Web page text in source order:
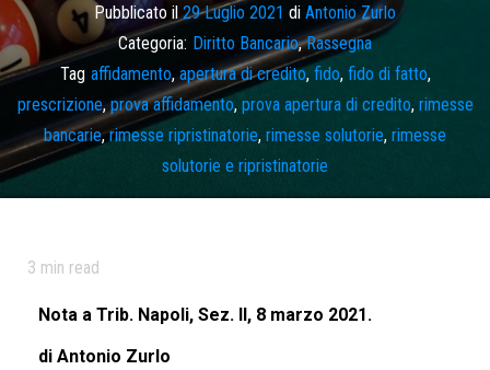
Pubblicato il 29 Luglio 2021 di Antonio Zurlo
Categoria: Diritto Bancario,Rassegna
Tag affidamento, apertura di credito, fido, fido di fatto,
prescrizione,prova affidamento, prova apertura di credito, rimesse
bancarie,rimesse ripristinatorie, rimesse solutorie, rimesse
solutorie e ripristinatorie
3 min read
Nota a Trib. Napoli, Sez. II, 8 marzo 2021.
di Antonio Zurlo